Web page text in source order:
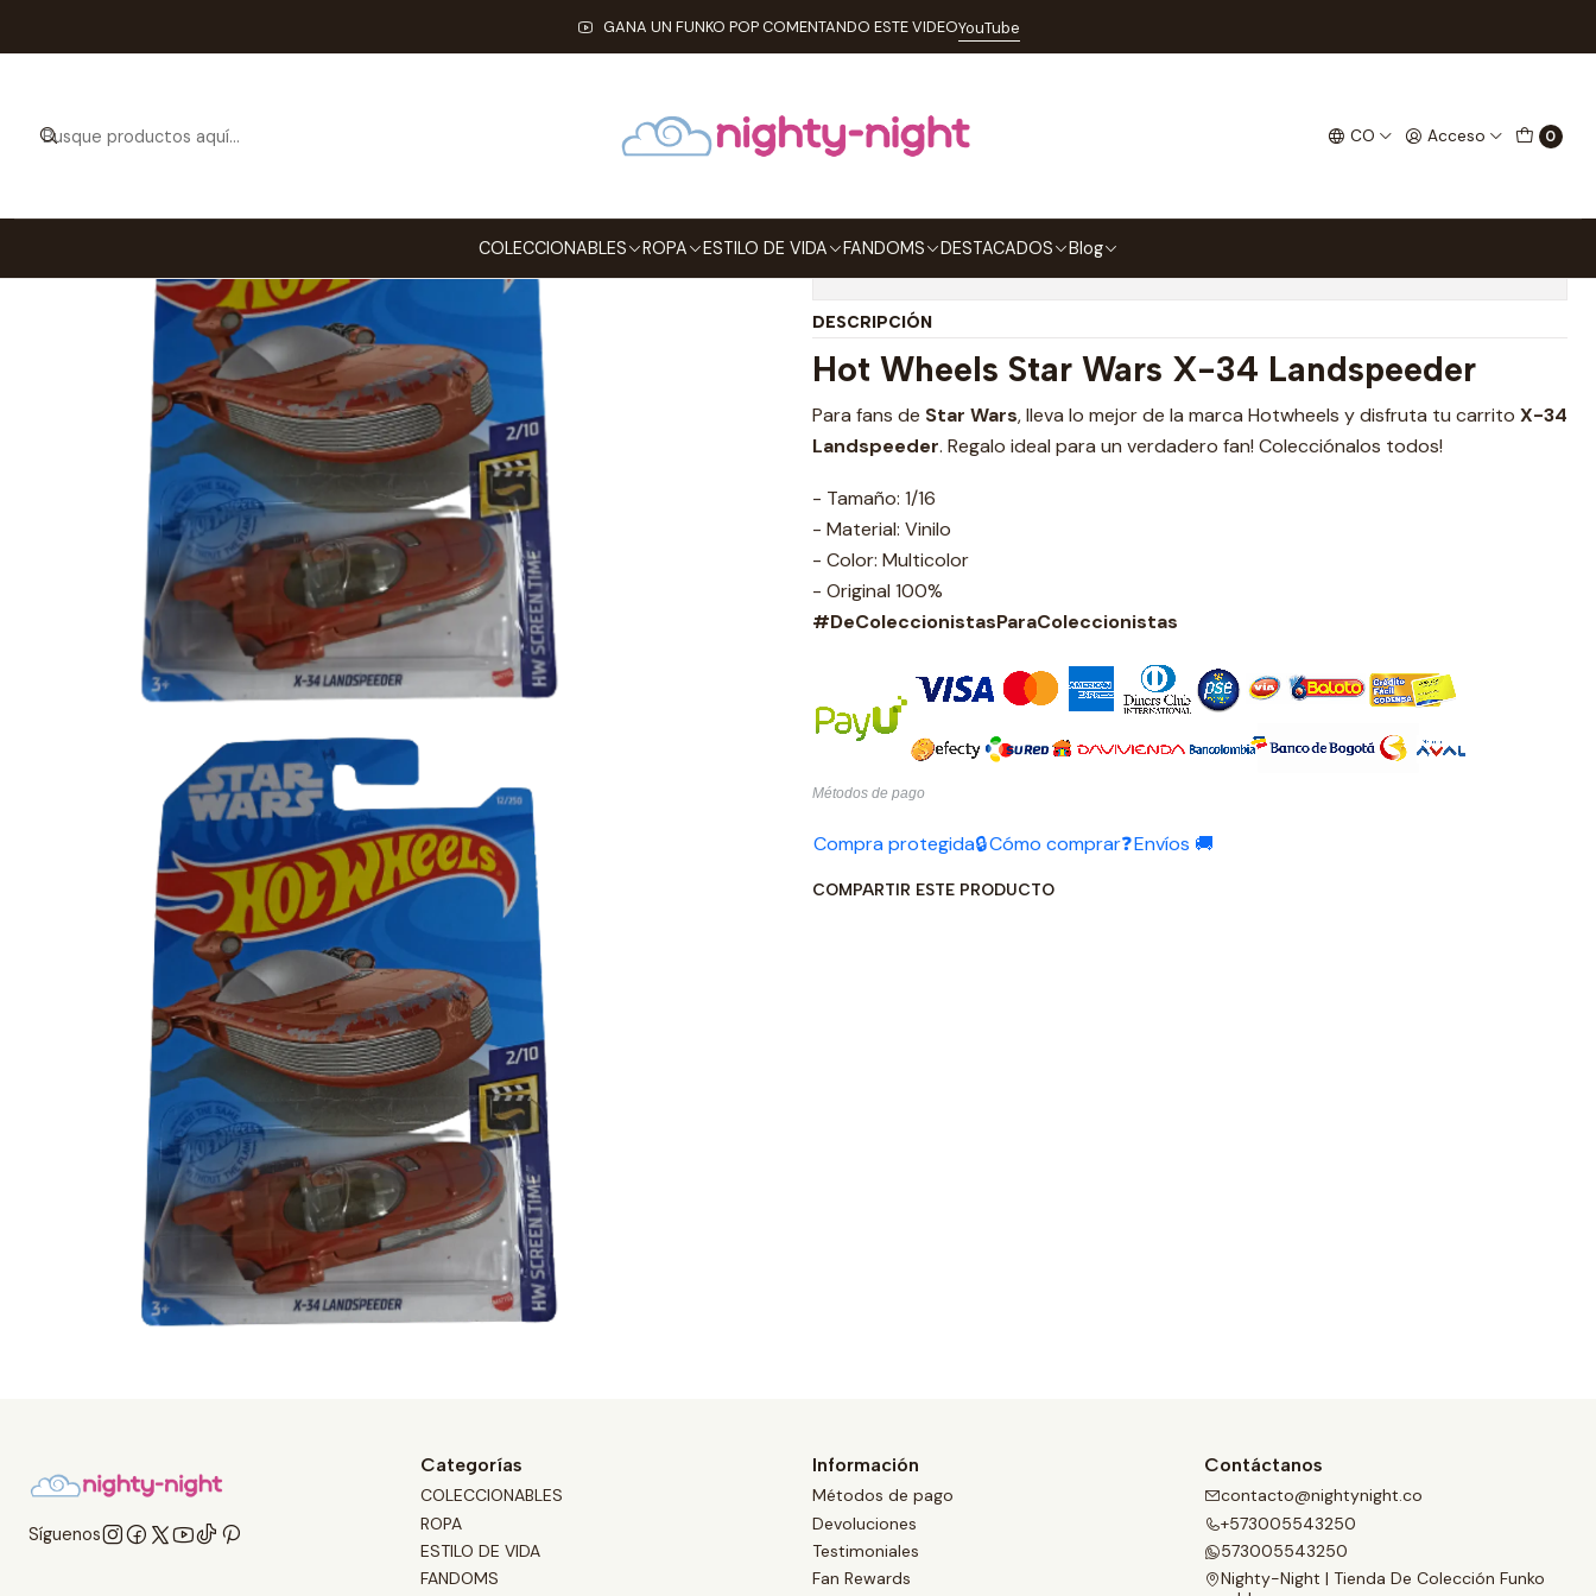
CO Acceso 0
COLECCIONABLES ROPA ESTILO DE VIDA FANDOMS DESTACADOS Blog
GANA UN FUNKO POP COMENTANDO ESTE VIDEOYouTube
COLECCIONABLES HOT WHEELS X-34 Landspeeder Hot Wheels Star Wars
X-34 Landspeeder Hot Wheels Star Wars
DESCRIPCIÓN
Hot Wheels Star Wars X-34 Landspeeder
Para fans de Star Wars, lleva lo mejor de la marca Hotwheels y disfruta tu carrito X-34
Landspeeder. Regalo ideal para un verdadero fan! Colecciónalos todos!
- Tamaño: 1/16
- Material: Vinilo
- Color: Multicolor
- Original 100%
#DeColeccionistasParaColeccionistas
Métodos de pago
Compra protegida🔒Cómo comprar❓Envíos 🚚
COMPARTIR ESTE PRODUCTO
Síguenos
Categorías
COLECCIONABLES
ROPA
ESTILO DE VIDA
FANDOMS
Información
Métodos de pago
Devoluciones
Testimoniales
Fan Rewards
Contáctanos
contacto@nightynight.co
+573005543250
573005543250
Nighty-Night | Tienda De Colección Funko